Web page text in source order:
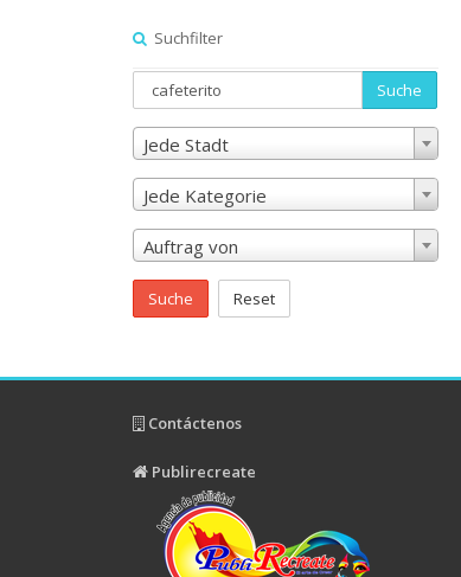
Suchfilter
Suche
Jede Stadt
Jede Kategorie
Auftrag von
Suche Reset
Contáctenos
Publirecreate